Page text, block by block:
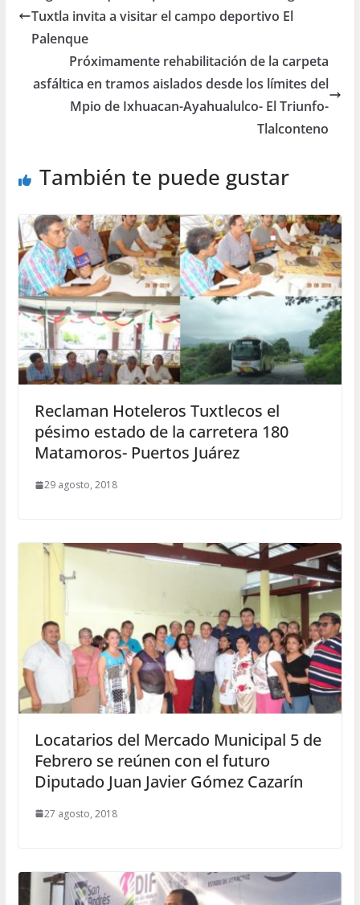
Tuxtla invita a visitar el campo deportivo El
Palenque
Próximamente rehabilitación de la carpeta
asfáltica en tramos aislados desde los límites del
Mpio de Ixhuacan-Ayahualulco- El Triunfo-
Tlalconteno
También te puede gustar
Reclaman Hoteleros Tuxtlecos el
pésimo estado de la carretera 180
Matamoros- Puertos Juárez
29 agosto, 2018
Locatarios del Mercado Municipal 5 de
Febrero se reúnen con el futuro
Diputado Juan Javier Gómez Cazarín
27 agosto, 2018